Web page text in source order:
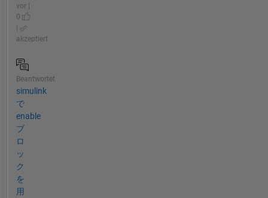
vor |
0
|
akzeptiert
Beantwortet
simulink
で
enable
ブ
ロ
ッ
ク
を
用